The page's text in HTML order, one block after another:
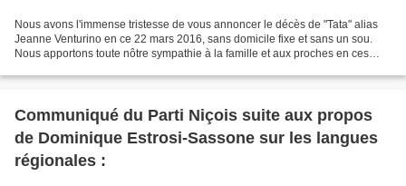
Nous avons l'immense tristesse de vous annoncer le décès de "Tata" alias
Jeanne Venturino en ce 22 mars 2016, sans domicile fixe et sans un sou.
Nous apportons toute nôtre sympathie à la famille et aux proches en ces
Communiqué du Parti Niçois suite aux propos
de Dominique Estrosi-Sassone sur les langues
régionales :